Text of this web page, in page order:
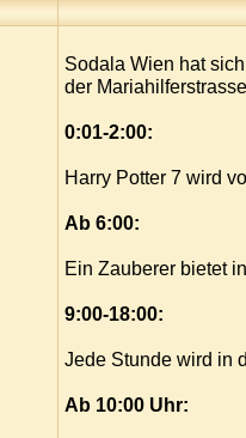
Sodala Wien hat
der
0:01-2:00:
Harry Potter 7 wird
Ab 6:00:
Ein Zauberer bietet
9:00-18:00:
Jede Stunde wird in
Ab 10:00 Uhr: